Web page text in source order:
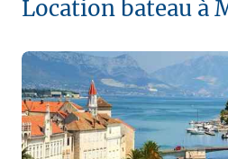
Location bateau à